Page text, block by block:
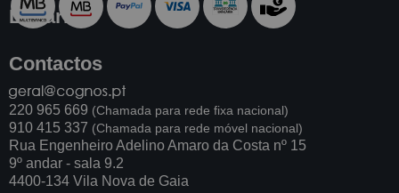
Livraria
Contactos
220 965 669 (Chamada para rede fixa nacional)
910 415 337 (Chamada para rede móvel nacional)
Rua Engenheiro Adelino Amaro da Costa nº 15
9º andar - sala 9.2
4400-134 Vila Nova de Gaia